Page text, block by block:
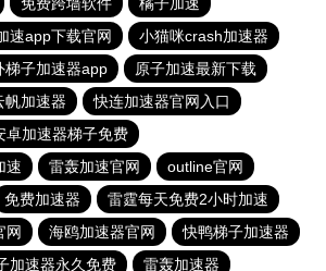
免费跨墙软件
橘子加速
速app下载官网
小猫咪crash加速器
梯子加速器app
原子加速最新下载
帆加速器
快连加速器官网入口
卓加速器梯子免费
速
雷轰加速官网
outline官网
免费加速器
雷霆每天免费2小时加速
网 海鸥加速器官网
快鸭梯子加速器
加速器永久免费 雷轰加速器